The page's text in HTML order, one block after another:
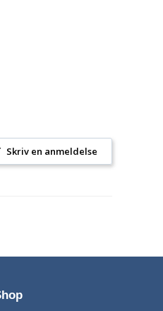
Skriv en anmeldelse